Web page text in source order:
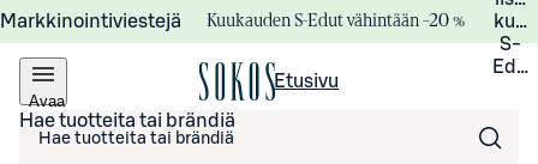
Markkinointiviestejä Kuukauden S-Edut vähintään –20 %
S-
Avaa
valikko
Etusivu
Hae tuotteita tai brändiä